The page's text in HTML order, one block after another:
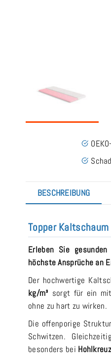
BESCHREIBUNG
Topper
Erleben Sie
höchste Ansprüche an
Der hochwertige
kg/m³ sorgt für ein
ohne zu hart zu wirken.
Die offenporige
Schwitzen.
besonders bei